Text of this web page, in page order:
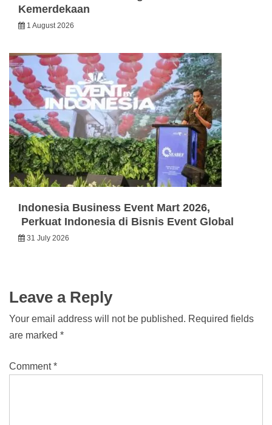
Kemerdekaan
1 August 2026
Indonesia Business Event Mart 2026,
Perkuat Indonesia di Bisnis Event Global
31 July 2026
Leave a Reply
Your email address will not be published. Required fields
are marked *
Comment*